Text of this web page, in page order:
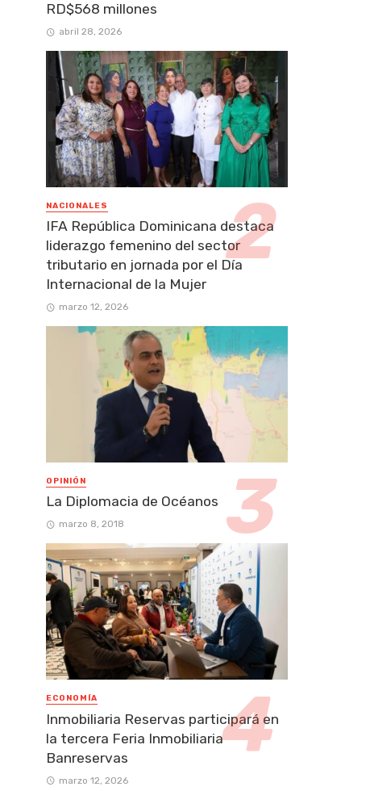
RD$568 millones
abril 28, 2026
NACIONALES
IFA República Dominicana destaca
liderazgo femenino del sector
tributario en jornada por el Día
Internacional de la Mujer
marzo 12, 2026
OPINIÓN
La Diplomacia de Océanos
marzo 8, 2018
ECONOMÍA
Inmobiliaria Reservas participará en
la tercera Feria Inmobiliaria
Banreservas
marzo 12, 2026